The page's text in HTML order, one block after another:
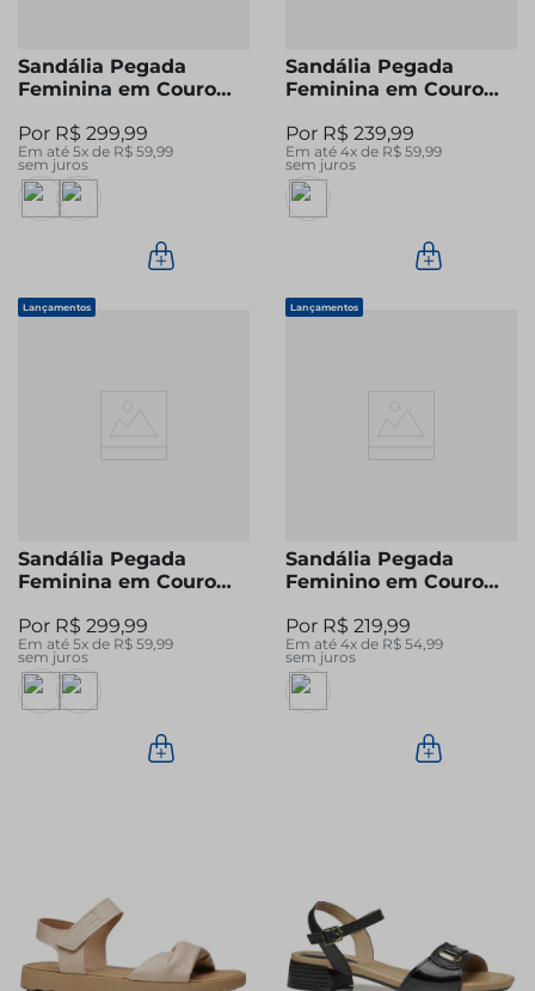
Sandália Pegada
Feminina em Couro
R$ 299,99
Em até 5x de R$ 59,99
sem juros
Sandália Pegada
Feminina em Couro
R$ 239,99
Em até 4x de R$ 59,99
sem juros
Lançamentos
Sandália Pegada
Feminina em Couro
R$ 299,99
Em até 5x de R$ 59,99
sem juros
Lançamentos
Sandália Pegada
Feminino em Couro
R$ 219,99
Em até 4x de R$ 54,99
sem juros